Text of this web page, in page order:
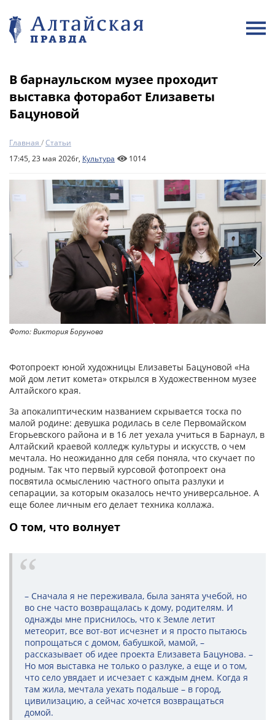
В барнаульском музее проходит
выставка фоторабот Елизаветы
Бацуновой
Главная /Статьи
17:45, 23 мая 2026г, Культура 1014
Фото: Виктория Борунова
Фотопроект юной художницы Елизаветы Бацуновой «На
мой дом летит комета» открылся в Художественном музее
Алтайского края.
За апокалиптическим названием скрывается тоска по
малой родине: девушка родилась в селе Первомайском
Егорьевского района и в 16 лет уехала учиться в Барнаул, в
Алтайский краевой колледж культуры и искусств, о чем
мечтала. Но неожиданно для себя поняла, что скучает по
родным. Так что первый курсовой фотопроект она
посвятила осмыслению частного опыта разлуки и
сепарации, за которым оказалось нечто универсальное. А
еще более личным его делает техника коллажа.
О том, что волнует
– Сначала я не переживала, была занята учебой, но
во сне часто возвращалась к дому, родителям. И
однажды мне приснилось, что к Земле летит
метеорит, все вот-вот исчезнет и я просто пытаюсь
попрощаться с домом, бабушкой, мамой, –
рассказывает об идее проекта Елизавета Бацунова. –
Но моя выставка не только о разлуке, а еще и о том,
что село увядает и исчезает с каждым днем. Когда я
там жила, мечтала уехать подальше – в город,
цивилизацию, а сейчас хочется возвращаться
домой.